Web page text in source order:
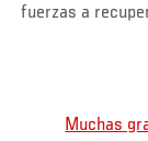
fuerzas a
Muchas